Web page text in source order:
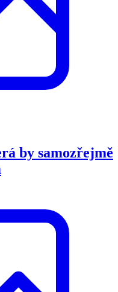
by samozřejmě